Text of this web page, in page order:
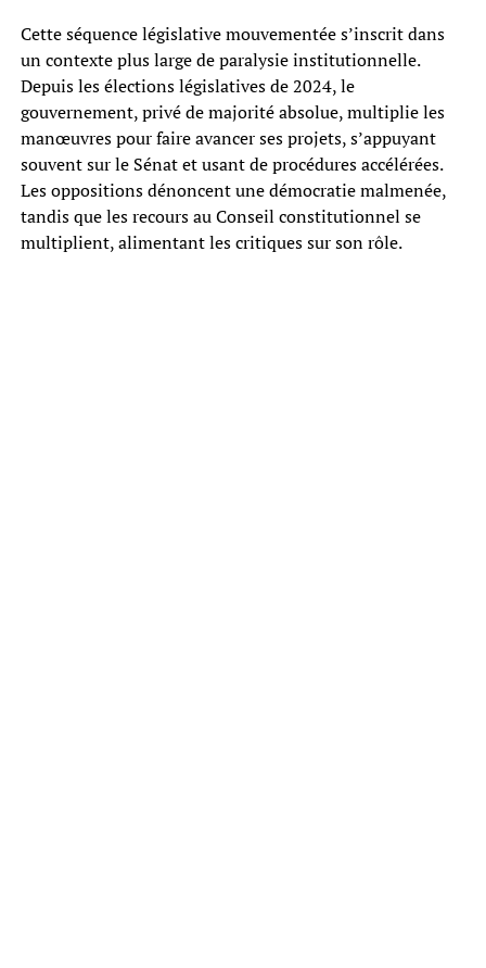
Cette séquence législative mouvementée s’inscrit dans
un contexte plus large de paralysie institutionnelle.
Depuis les élections législatives de 2024, le
gouvernement, privé de majorité absolue, multiplie les
manœuvres pour faire avancer ses projets, s’appuyant
souvent sur le Sénat et usant de procédures accélérées.
Les oppositions dénoncent une démocratie malmenée,
tandis que les recours au Conseil constitutionnel se
multiplient, alimentant les critiques sur son rôle.